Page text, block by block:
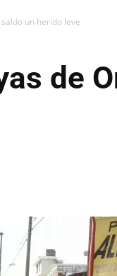
un herido leve
de